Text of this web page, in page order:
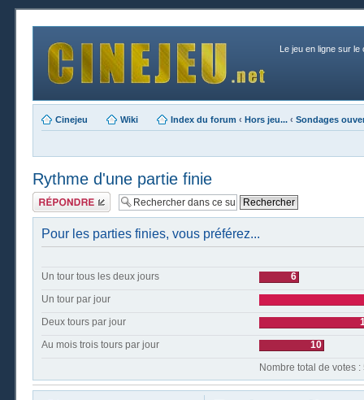
Le jeu en ligne sur le
Cinejeu Wiki Index du forum ‹ Hors jeu... ‹ Sondages
Rythme d'une partie finie
Publier une
réponse
Pour les parties finies, vous préférez...
Un tour tous les deux jours
6
Un tour par jour
Deux tours par jour
Au mois trois tours par jour
10